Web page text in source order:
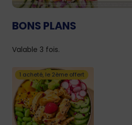
BONS PLANS
Valable 3 fois.
1 acheté, le 2ème offert